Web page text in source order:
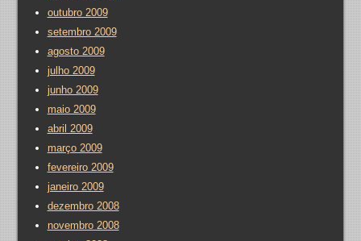
outubro 2009
setembro 2009
agosto 2009
julho 2009
junho 2009
maio 2009
abril 2009
março 2009
fevereiro 2009
janeiro 2009
dezembro 2008
novembro 2008